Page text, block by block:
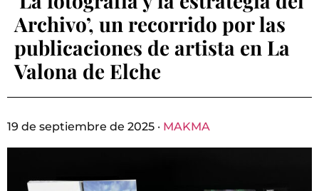
Archivo’, un recorrido por las
publicaciones de artista en La
Valona de Elche
19 de septiembre de 2025 · MAKMA